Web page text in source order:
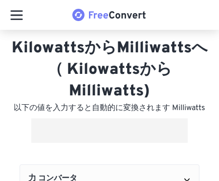
KilowattsからMilliwattsへ
（ Kilowattsから
Milliwatts)
以下の値を入力すると自動的に変換されます Milliwatts